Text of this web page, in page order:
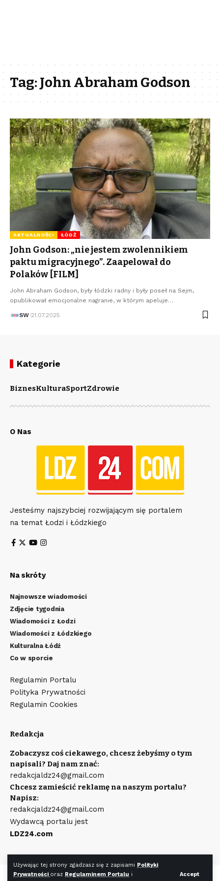
Używając tej strony zgadzasz się z zapisami Polityki
Prywatności oraz Regulaminem Portalu i
Accept
Tag:John Abraham Godson
AKTUALNOŚCI ŁÓDŹ
John Godson: „nie jestem zwolennikiem
paktu migracyjnego”. Zaapelował do
Polaków [FILM]
John Abraham Godson, były łódzki radny i były poseł na Sejm,
opublikował emocjonalne nagranie, w którym apeluje…
SW 21.07.2025
Kategorie
BiznesKulturaSportZdrowie
O Nas
Jesteśmy najszybciej rozwijającym się portalem
na temat Łodzi i Łódzkiego
Na skróty
Najnowsze wiadomości
Zdjęcie tygodnia
Wiadomości z Łodzi
Wiadomości z Łódzkiego
Kulturalna Łódź
Co w sporcie
Regulamin Portalu
Polityka Prywatności
Regulamin Cookies
Redakcja
Zobaczysz coś ciekawego, chcesz żebyśmy o tym
napisali? Daj nam znać:
redakcjaldz24@gmail.com
Chcesz zamieścić reklamę na naszym portalu?
Napisz:
redakcjaldz24@gmail.com
Wydawcą portalu jest
LDZ24.com
©LDZ24.com Wszystkie prawa zastrzeżone. Wykonanie strony